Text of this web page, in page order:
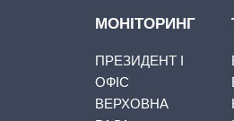
МОНІТОРИНГ
ПРЕЗИДЕНТ І
ОФІС
ВЕРХОВНА